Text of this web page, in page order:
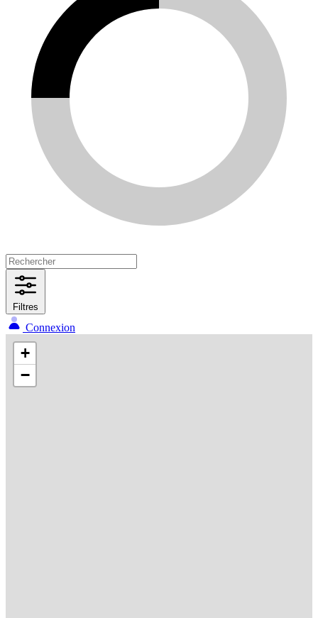
Filtres
Connexion
+
−